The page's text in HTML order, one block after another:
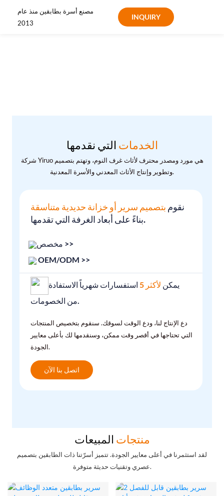
مصنع أسرة بطابقين منذ عام
2013
INQUIRY
الخدمات التي نقدمها
شركة Yiruo هي مورد ومصدر محترف لأثاث غرف النوم، وتهتم بتصميم
وتطوير وإنتاج الأثاث المعدني والأسرة المعدنية.
نقوم بتصميم سرير أو خزانة حديدية متناسقة
بناءً على أبعاد الغرفة التي تقدمها.
مخصص >>
OEM/ODM >>
يمكن لأكثر 5
استفسارات شهرياً الاستفادة
من الخصومات.
دع الإنتاج لنا، ودع الوقت لسوقك. سنقوم بتخصيص المنتجات
التي تحتاجها في أقصر وقت ممكن، وسنقدمها لك بأعلى معايير
الجودة.
اتصل بنا الآن
منتجات المبيعات
لقد استثمرنا في أعلى معايير الجودة. تتميز أسرّتنا ذات الطابقين بتصميم
عصري وتقنيات حديثة متوفرة.